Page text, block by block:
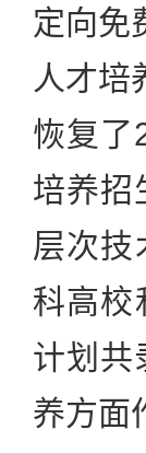
定向免
人才培
恢复了
培养招
层次技
科高校
计划共
养方面